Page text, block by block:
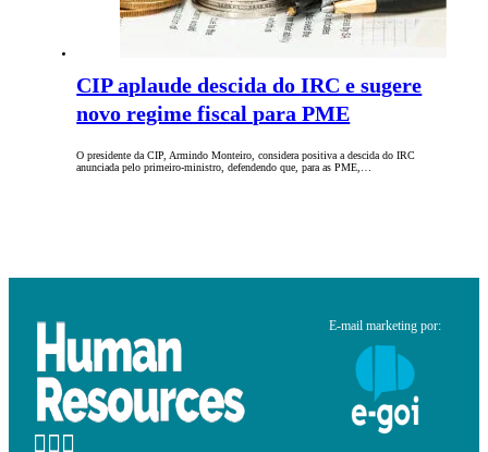
CIP aplaude descida do IRC e sugere
novo regime fiscal para PME
O presidente da CIP, Armindo Monteiro, considera positiva a descida do IRC
anunciada pelo primeiro-ministro, defendendo que, para as PME,…
E-mail marketing por: